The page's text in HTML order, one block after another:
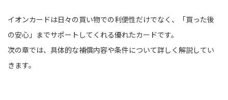
イオンカードは日々の買い物での利便性だけでなく、「買った後
の安心」までサポートしてくれる優れたカードです。
次の章では、具体的な補償内容や条件について詳しく解説してい
きます。